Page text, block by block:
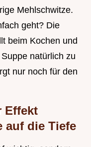
Mehlschwitze.
geht? Die
beim Kochen und
natürlich zu
nur noch für den
Effekt
auf die Tiefe